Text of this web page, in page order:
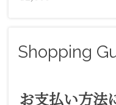
Shopping
お支払い方法